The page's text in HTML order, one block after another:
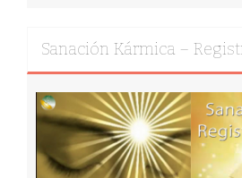
Sanación Kármica –